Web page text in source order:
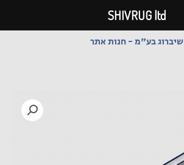
שיברוג בע"מ - חנות אתר
SHIVRUG ltd